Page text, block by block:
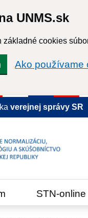
UNMS.sk
základné cookies
Ako používame
verejnej správy SR
STN-online